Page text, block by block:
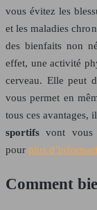
vous évitez les
et les maladies
des bienfaits non
effet, une activité
cerveau. Elle peut
vous permet en
tous ces avantages,
sportifs vont vous
pour plus
Comment